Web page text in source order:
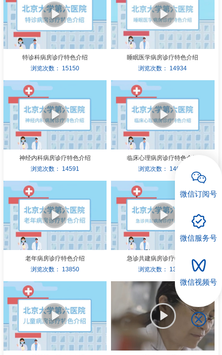
特诊科病房诊疗特色介绍
浏览次数： 15150
睡眠医学病房诊疗特色介绍
浏览次数： 14934
神经内科病房诊疗特色介绍
浏览次数： 14591
临床心理病房诊疗特色介绍
浏览次数： 14097
老年病房诊疗特色介绍
浏览次数： 13850
急诊共建病房诊疗特色介绍
浏览次数： 13557
微信订阅号
微信服务号
微信视频号